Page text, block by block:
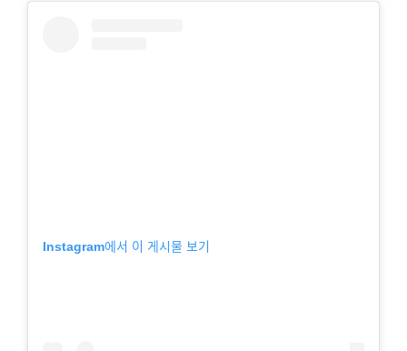
Instagram에서 이 게시물 보기